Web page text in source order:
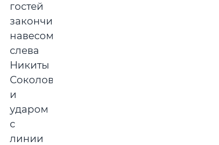
гостей
закончилась
навесом
слева
Никиты
Соколовского
и
ударом
с
линии